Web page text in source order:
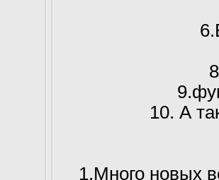
10. А
1.Много новых